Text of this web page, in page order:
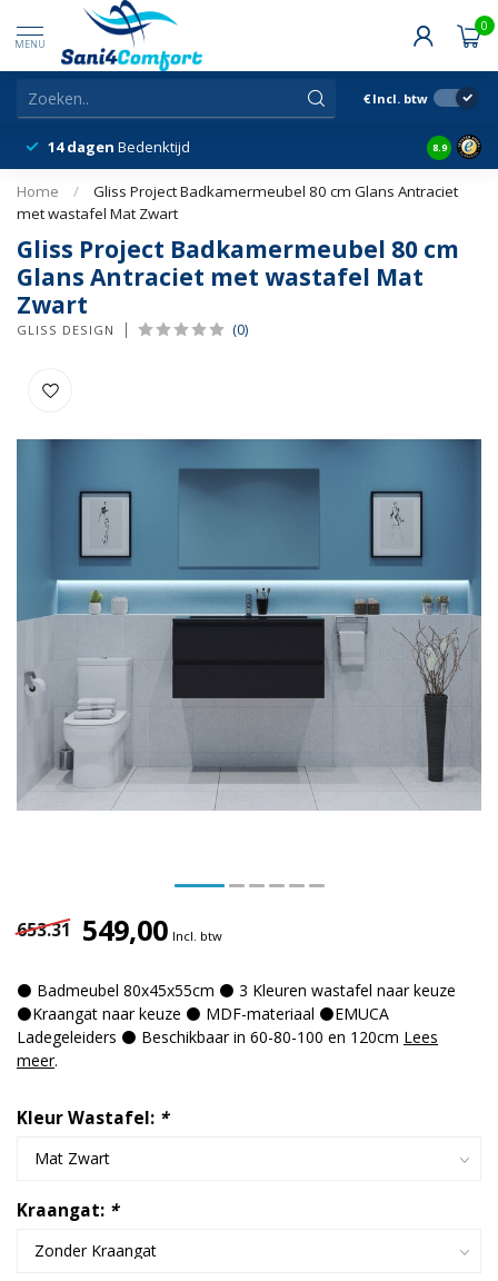
MENU
0
€ Incl. btw
14 dagen Bedenktijd Snelle
8.9
Home /
Gliss Project Badkamermeubel 80 cm Glans Antraciet
met wastafel Mat Zwart
Gliss Project Badkamermeubel 80 cm
Glans Antraciet met wastafel Mat
Zwart
GLISS DESIGN (0)
653.31 549,00 Incl. btw
⚫ Badmeubel 80x45x55cm ⚫ 3 Kleuren wastafel naar keuze
⚫Kraangat naar keuze ⚫ MDF-materiaal ⚫EMUCA
Ladegeleiders ⚫ Beschikbaar in 60-80-100 en 120cm Lees
meer.
Kleur Wastafel: *
Kraangat: *